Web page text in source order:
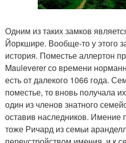
Одним из таких замков
Йоркшире. Вообще-то у этого
история. Поместье аллертон
Mauleverer со времени
есть от далекого 1066 года.
поместье, то вновь получала
один из членов знатного
оставив наследников. Имение
тоже Ричард из семьи